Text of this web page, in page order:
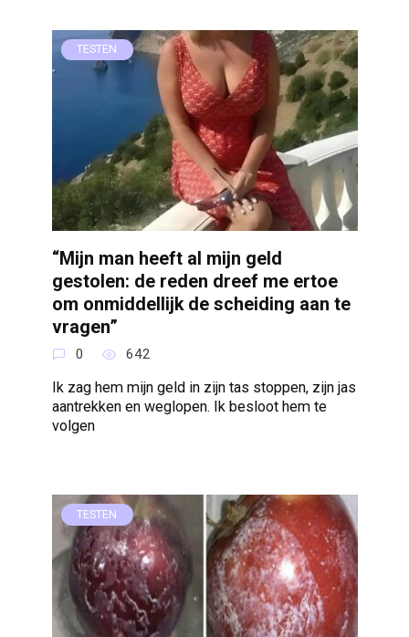
TESTEN
“Mijn man heeft al mijn geld
gestolen: de reden dreef me ertoe
om onmiddellijk de scheiding aan te
vragen”
0 642
Ik zag hem mijn geld in zijn tas stoppen, zijn jas
aantrekken en weglopen. Ik besloot hem te
volgen
TESTEN